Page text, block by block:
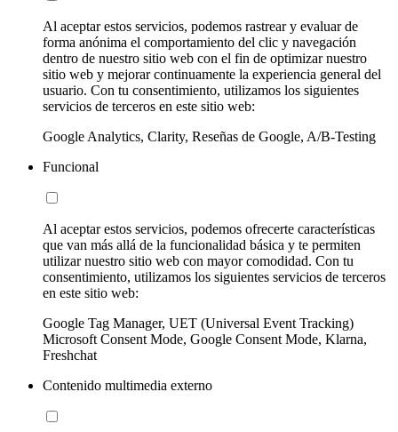
Al aceptar estos servicios, podemos rastrear y evaluar de
forma anónima el comportamiento del clic y navegación
dentro de nuestro sitio web con el fin de optimizar nuestro
sitio web y mejorar continuamente la experiencia general del
usuario. Con tu consentimiento, utilizamos los siguientes
servicios de terceros en este sitio web:
Google Analytics, Clarity, Reseñas de Google, A/B-Testing
Funcional
Al aceptar estos servicios, podemos ofrecerte características
que van más allá de la funcionalidad básica y te permiten
utilizar nuestro sitio web con mayor comodidad. Con tu
consentimiento, utilizamos los siguientes servicios de terceros
en este sitio web:
Google Tag Manager, UET (Universal Event Tracking)
Microsoft Consent Mode, Google Consent Mode, Klarna,
Freshchat
Contenido multimedia externo